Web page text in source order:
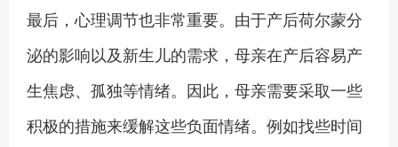
最后，心理调节也非常重要。由于产后荷尔蒙分
泌的影响以及新生儿的需求，母亲在产后容易产
生焦虑、孤独等情绪。因此，母亲需要采取一些
积极的措施来缓解这些负面情绪。例如找些时间